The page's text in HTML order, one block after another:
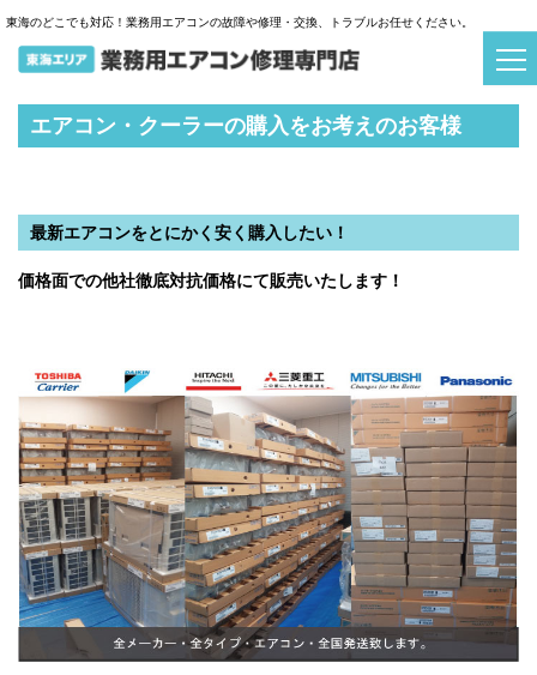
【東海エアコン・クーラー修理専門店】購入、買い替えなどは当店にお任せ下さい！現場調査
費無料！24時間受付中☆彡
東海のどこでも対応！業務用エアコンの故障や修理・交換、トラブルお任せください。
エアコン・クーラーの購入をお考えのお客様
最新エアコンをとにかく安く購入したい！
価格面での他社徹底対抗価格にて販売いたします！